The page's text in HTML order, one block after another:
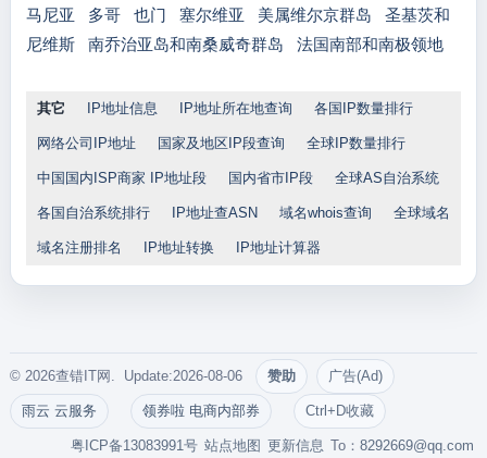
马尼亚
多哥 也门 塞尔维亚 美属维尔京群岛
圣基茨和
尼维斯
南乔治亚岛和南桑威奇群岛 法国南部和南极领地
其它 IP地址信息 IP地址所在地查询 各国IP数量排行
网络公司IP地址 国家及地区IP段查询 全球IP数量排行
中国国内ISP商家 IP地址段 国内省市IP段 全球AS自治系统
各国自治系统排行 IP地址查ASN 域名whois查询 全球域名
域名注册排名 IP地址转换 IP地址计算器
© 2026查错IT网. Update:2026-08-06 赞助 广告(Ad)
雨云 云服务 领券啦 电商内部券 Ctrl+D收藏
To：8292669@qq.com
更新信息
站点地图
粤ICP备13083991号